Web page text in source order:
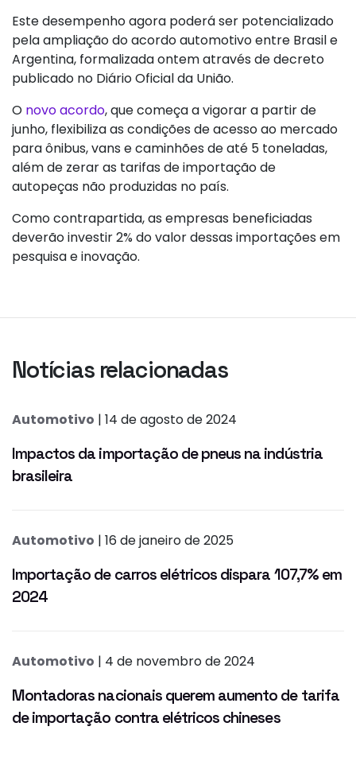
Este desempenho agora poderá ser potencializado
pela ampliação do acordo automotivo entre Brasil e
Argentina, formalizada ontem através de decreto
publicado no Diário Oficial da União.
O novo acordo, que começa a vigorar a partir de
junho, flexibiliza as condições de acesso ao mercado
para ônibus, vans e caminhões de até 5 toneladas,
além de zerar as tarifas de importação de
autopeças não produzidas no país.
Como contrapartida, as empresas beneficiadas
deverão investir 2% do valor dessas importações em
pesquisa e inovação.
Notícias relacionadas
Automotivo | 14 de agosto de 2024
Impactos da importação de pneus na indústria
brasileira
Automotivo | 16 de janeiro de 2025
Importação de carros elétricos dispara 107,7% em
2024
Automotivo | 4 de novembro de 2024
Montadoras nacionais querem aumento de tarifa
de importação contra elétricos chineses